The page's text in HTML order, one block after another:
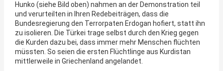
Hunko (siehe Bild oben) nahmen an der Demonstration teil
und verurteilten in Ihren Redebeiträgen, dass die
Bundesregierung den Terrorpaten Erdogan hofiert, statt ihn
zu isolieren. Die Türkei trage selbst durch den Krieg gegen
die Kurden dazu bei, dass immer mehr Menschen flüchten
müssten. So seien die ersten Flüchtlinge aus Kurdistan
mittlerweile in Griechenland angelandet.